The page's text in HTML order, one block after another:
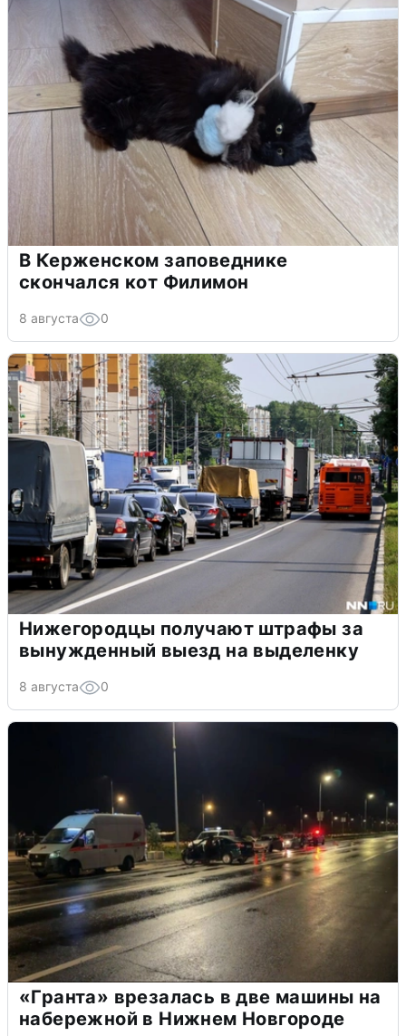
В Керженском заповеднике
скончался кот Филимон
8 августа 0
Нижегородцы получают штрафы за
вынужденный выезд на выделенку
8 августа 0
«Гранта» врезалась в две машины на
набережной в Нижнем Новгороде